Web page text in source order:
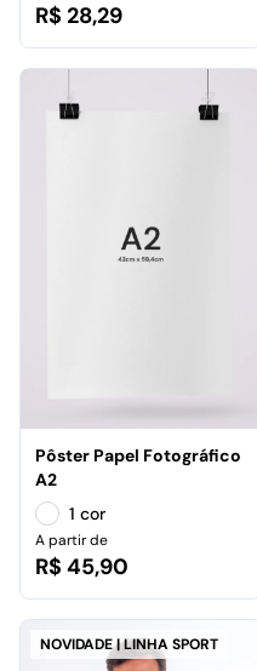
R$ 28,29
Pôster Papel Fotográfico
A2
1 cor
A partir de
R$ 45,90
NOVIDADE | LINHA SPORT